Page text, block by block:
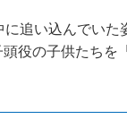
追い込んでいた
役の子供たちを